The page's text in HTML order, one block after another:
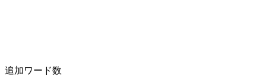
追加ワード数